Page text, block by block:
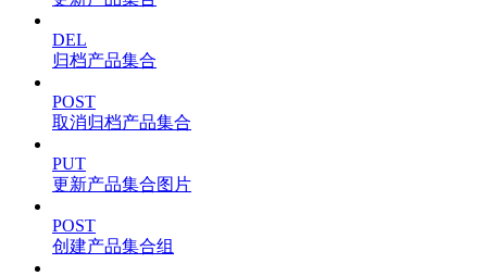
DEL
归档产品集合
POST
取消归档产品集合
PUT
更新产品集合图片
POST
创建产品集合组